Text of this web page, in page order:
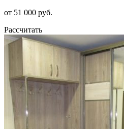
от 51 000 руб.
Рассчитать